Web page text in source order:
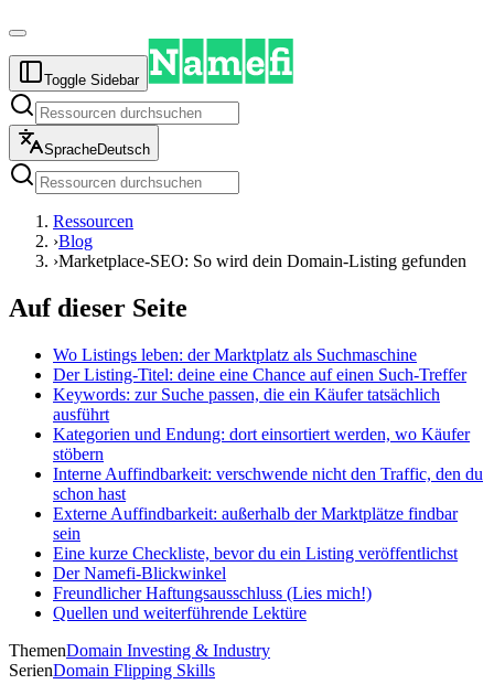
Toggle Sidebar
SpracheDeutsch
Ressourcen
›Blog
›Marketplace-SEO: So wird dein Domain-Listing gefunden
Auf dieser Seite
Wo Listings leben: der Marktplatz als Suchmaschine
Der Listing-Titel: deine eine Chance auf einen Such-Treffer
Keywords: zur Suche passen, die ein Käufer tatsächlich
ausführt
Kategorien und Endung: dort einsortiert werden, wo Käufer
stöbern
Interne Auffindbarkeit: verschwende nicht den Traffic, den du
schon hast
Externe Auffindbarkeit: außerhalb der Marktplätze findbar
sein
Eine kurze Checkliste, bevor du ein Listing veröffentlichst
Der Namefi-Blickwinkel
Freundlicher Haftungsausschluss (Lies mich!)
Quellen und weiterführende Lektüre
ThemenDomain Investing & Industry
SerienDomain Flipping Skills